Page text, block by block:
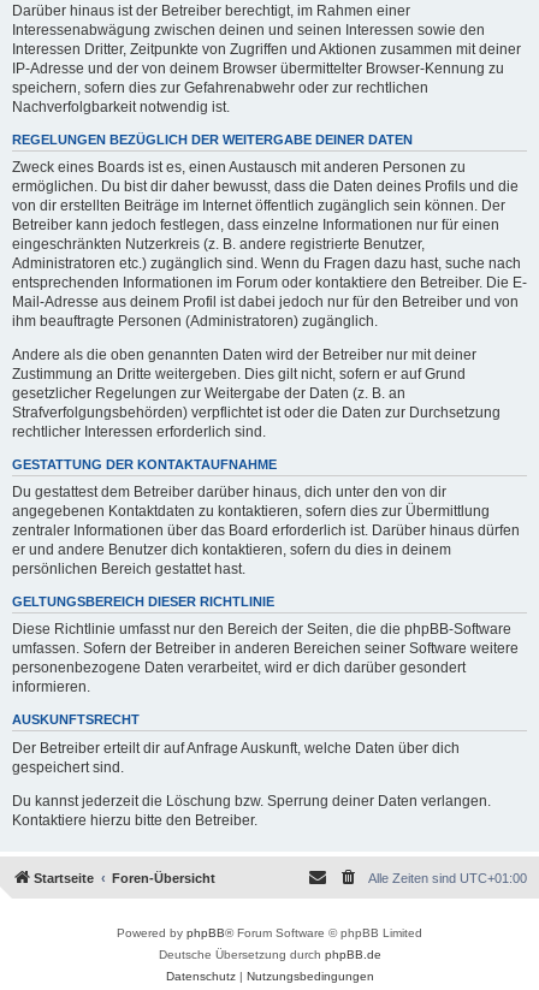
Darüber hinaus ist der Betreiber berechtigt, im Rahmen einer
Interessenabwägung zwischen deinen und seinen Interessen sowie den
Interessen Dritter, Zeitpunkte von Zugriffen und Aktionen zusammen mit deiner
IP-Adresse und der von deinem Browser übermittelter Browser-Kennung zu
speichern, sofern dies zur Gefahrenabwehr oder zur rechtlichen
Nachverfolgbarkeit notwendig ist.
REGELUNGEN BEZÜGLICH DER WEITERGABE DEINER DATEN
Zweck eines Boards ist es, einen Austausch mit anderen Personen zu
ermöglichen. Du bist dir daher bewusst, dass die Daten deines Profils und die
von dir erstellten Beiträge im Internet öffentlich zugänglich sein können. Der
Betreiber kann jedoch festlegen, dass einzelne Informationen nur für einen
eingeschränkten Nutzerkreis (z. B. andere registrierte Benutzer,
Administratoren etc.) zugänglich sind. Wenn du Fragen dazu hast, suche nach
entsprechenden Informationen im Forum oder kontaktiere den Betreiber. Die E-
Mail-Adresse aus deinem Profil ist dabei jedoch nur für den Betreiber und von
ihm beauftragte Personen (Administratoren) zugänglich.
Andere als die oben genannten Daten wird der Betreiber nur mit deiner
Zustimmung an Dritte weitergeben. Dies gilt nicht, sofern er auf Grund
gesetzlicher Regelungen zur Weitergabe der Daten (z. B. an
Strafverfolgungsbehörden) verpflichtet ist oder die Daten zur Durchsetzung
rechtlicher Interessen erforderlich sind.
GESTATTUNG DER KONTAKTAUFNAHME
Du gestattest dem Betreiber darüber hinaus, dich unter den von dir
angegebenen Kontaktdaten zu kontaktieren, sofern dies zur Übermittlung
zentraler Informationen über das Board erforderlich ist. Darüber hinaus dürfen
er und andere Benutzer dich kontaktieren, sofern du dies in deinem
persönlichen Bereich gestattet hast.
GELTUNGSBEREICH DIESER RICHTLINIE
Diese Richtlinie umfasst nur den Bereich der Seiten, die die phpBB-Software
umfassen. Sofern der Betreiber in anderen Bereichen seiner Software weitere
personenbezogene Daten verarbeitet, wird er dich darüber gesondert
informieren.
AUSKUNFTSRECHT
Der Betreiber erteilt dir auf Anfrage Auskunft, welche Daten über dich
gespeichert sind.
Du kannst jederzeit die Löschung bzw. Sperrung deiner Daten verlangen.
Kontaktiere hierzu bitte den Betreiber.
Startseite Foren-Übersicht Alle Zeiten sind UTC+01:00
Powered by phpBB® Forum Software © phpBB Limited
Deutsche Übersetzung durch phpBB.de
Datenschutz| Nutzungsbedingungen